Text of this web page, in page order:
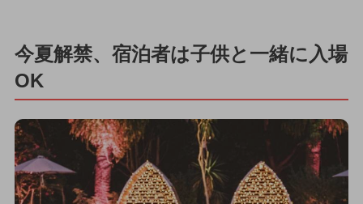
今夏解禁、宿泊者は子供と一緒に入場
OK